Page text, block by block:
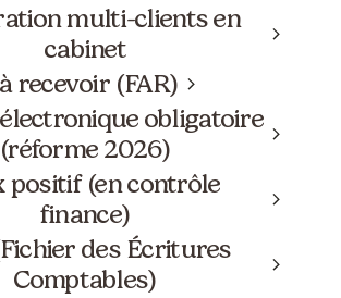
multi-clients en
cabinet
recevoir (FAR)
obligatoire
(réforme 2026)
positif (en contrôle
finance)
des Écritures
Comptables)